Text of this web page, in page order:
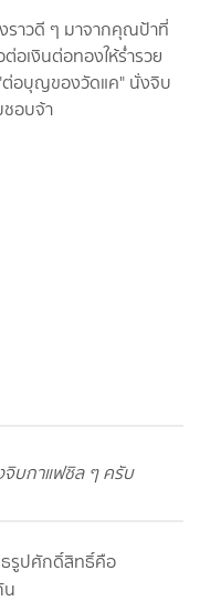
ราวดี ๆ มาจากคุณป้าที่
เงินต่อทองให้ร่ำรวย
ต่อบุญของวัดแค" นั่งจิบ
ชอบจ้า
บกาแฟชิล ๆ ครับ
ธรูปศักดิ์สิทธิ์คือ
น